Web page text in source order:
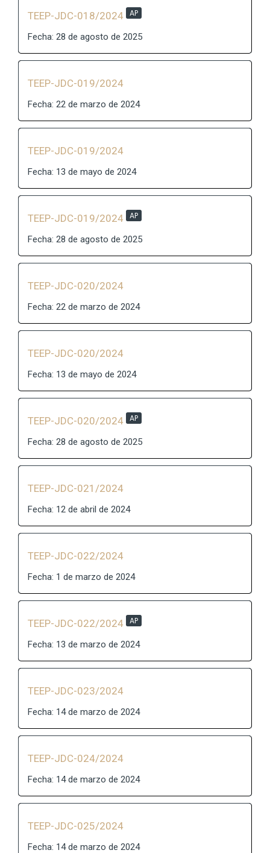
TEEP-JDC-018/2024 AP
Fecha: 28 de agosto de 2025
TEEP-JDC-019/2024
Fecha: 22 de marzo de 2024
TEEP-JDC-019/2024
Fecha: 13 de mayo de 2024
TEEP-JDC-019/2024 AP
Fecha: 28 de agosto de 2025
TEEP-JDC-020/2024
Fecha: 22 de marzo de 2024
TEEP-JDC-020/2024
Fecha: 13 de mayo de 2024
TEEP-JDC-020/2024 AP
Fecha: 28 de agosto de 2025
TEEP-JDC-021/2024
Fecha: 12 de abril de 2024
TEEP-JDC-022/2024
Fecha: 1 de marzo de 2024
TEEP-JDC-022/2024 AP
Fecha: 13 de marzo de 2024
TEEP-JDC-023/2024
Fecha: 14 de marzo de 2024
TEEP-JDC-024/2024
Fecha: 14 de marzo de 2024
TEEP-JDC-025/2024
Fecha: 14 de marzo de 2024